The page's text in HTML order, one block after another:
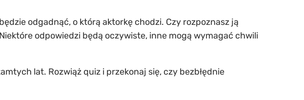
odgadnąć, o którą aktorkę chodzi. Czy rozpoznasz ją
odpowiedzi będą oczywiste, inne mogą wymagać chwili
lat. Rozwiąż quiz i przekonaj się, czy bezbłędnie